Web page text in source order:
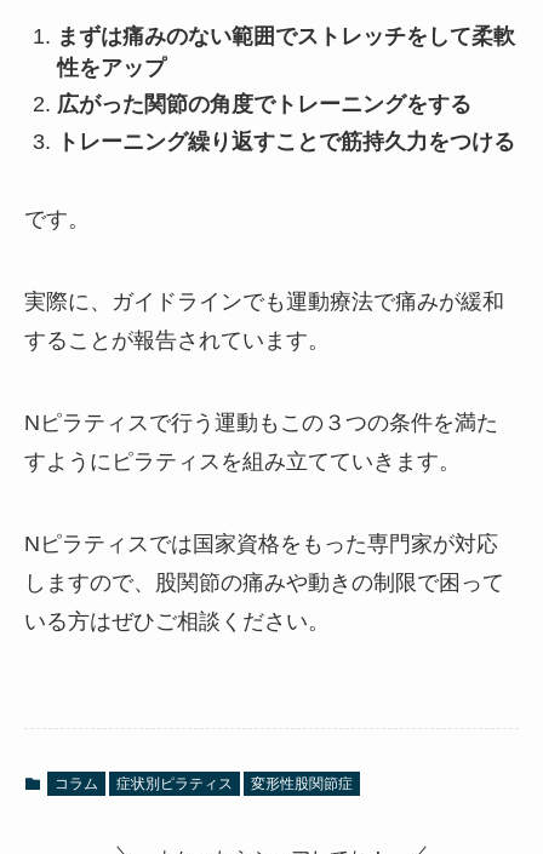
まずは痛みのない範囲でストレッチをして柔軟
性をアップ
広がった関節の角度でトレーニングをする
トレーニング繰り返すことで筋持久力をつける
です。
実際に、ガイドラインでも運動療法で痛みが緩和
することが報告されています。
Nピラティスで行う運動もこの３つの条件を満た
すようにピラティスを組み立てていきます。
Nピラティスでは国家資格をもった専門家が対応
しますので、股関節の痛みや動きの制限で困って
いる方はぜひご相談ください。
コラム 症状別ピラティス 変形性股関節症